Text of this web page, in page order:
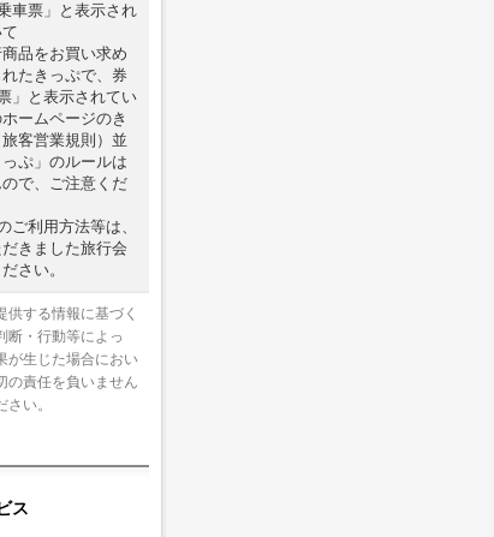
車票」と表示され
品をお買い求め
たきっぷで、券
」と表示されてい
ームページのき
客営業規則）並
ぷ」のルールは
で、ご注意くだ
ご利用方法等は、
きました旅行会
さい。
する情報に基づく
断・行動等によっ
が生じた場合におい
の責任を負いません
い。
ス